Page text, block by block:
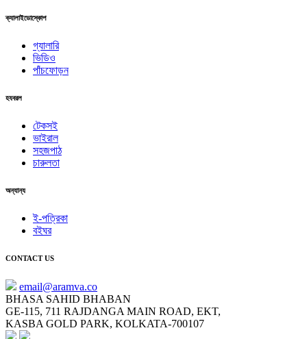
ক্যালাইডোস্কোপ
গ্যালারি
ভিডিও
পাঁচফোড়ন
হযবরল
টেকসই
ভাইরাল
সহজপাঠ
চারুলতা
অন্যান্য
ই-পত্রিকা
বইঘর
CONTACT US
email@aramva.co
BHASA SAHID BHABAN
GE-115, 711 RAJDANGA MAIN ROAD, EKT,
KASBA GOLD PARK, KOLKATA-700107